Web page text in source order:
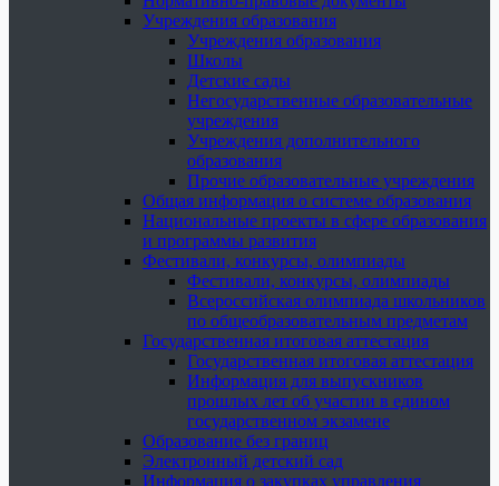
Учреждения образования
Учреждения образования
Школы
Детские сады
Негосударственные образовательные
учреждения
Учреждения дополнительного
образования
Прочие образовательные учреждения
Общая информация о системе образования
Национальные проекты в сфере образования
и программы развития
Фестивали, конкурсы, олимпиады
Фестивали, конкурсы, олимпиады
Всероссийская олимпиада школьников
по общеобразовательным предметам
Государственная итоговая аттестация
Государственная итоговая аттестация
Информация для выпускников
прошлых лет об участии в едином
государственном экзамене
Образование без границ
Электронный детский сад
Информация о закупках управления